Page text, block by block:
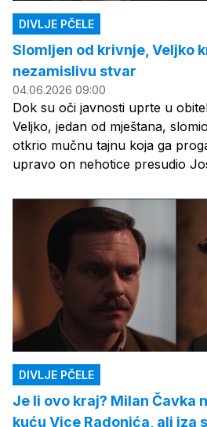
DIVLJE PČELE
Slomljen od krivnje, Veljko
nezamislivu stvar
04.06.2026 09:00
Dok su oči javnosti uprte u
Veljko, jedan od mještana,
otkrio mučnu tajnu koja ga
upravo on nehotice presudio
DIVLJE PČELE
Je li ovo kraj? Milan Čavka
kuću Vice Radonića, ali iza